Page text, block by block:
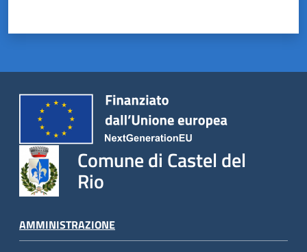
argomenti
Comune di Castel del
Rio
AMMINISTRAZIONE